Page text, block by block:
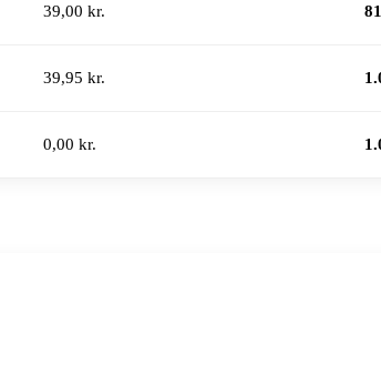
39,00 kr.
39,95 kr.
0,00 kr.